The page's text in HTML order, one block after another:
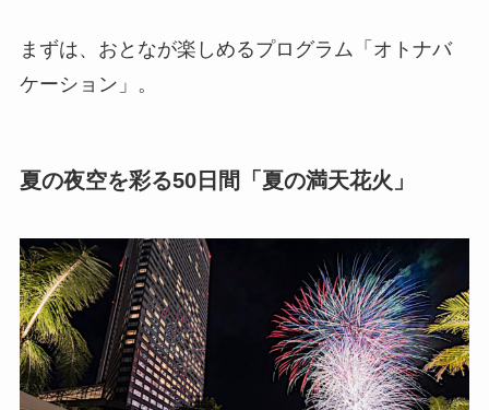
まずは、おとなが楽しめるプログラム「オトナバ
ケーション」。
夏の夜空を彩る50日間「夏の満天花火」